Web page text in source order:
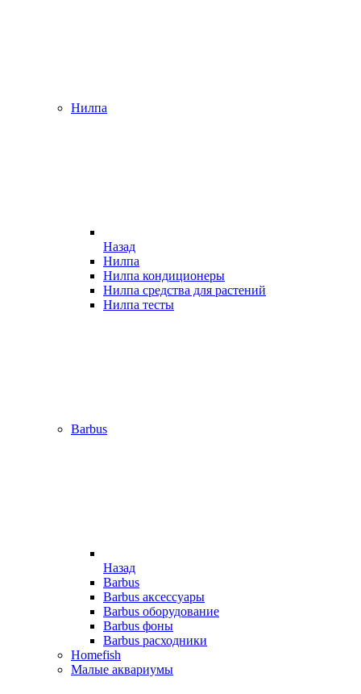
Нилпа
Назад
Нилпа
Нилпа кондиционеры
Нилпа средства для растений
Нилпа тесты
Barbus
Назад
Barbus
Barbus аксессуары
Barbus оборудование
Barbus фоны
Barbus расходники
Homefish
Малые аквариумы